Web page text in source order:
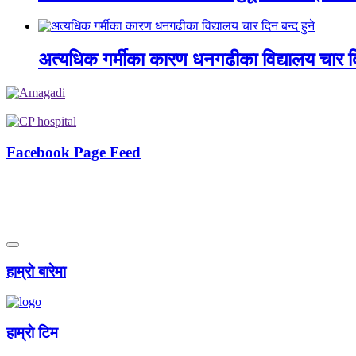
अत्यधिक गर्मीका कारण धनगढीका विद्यालय चार
Facebook Page Feed
हाम्राे बारेमा
हाम्राे टिम